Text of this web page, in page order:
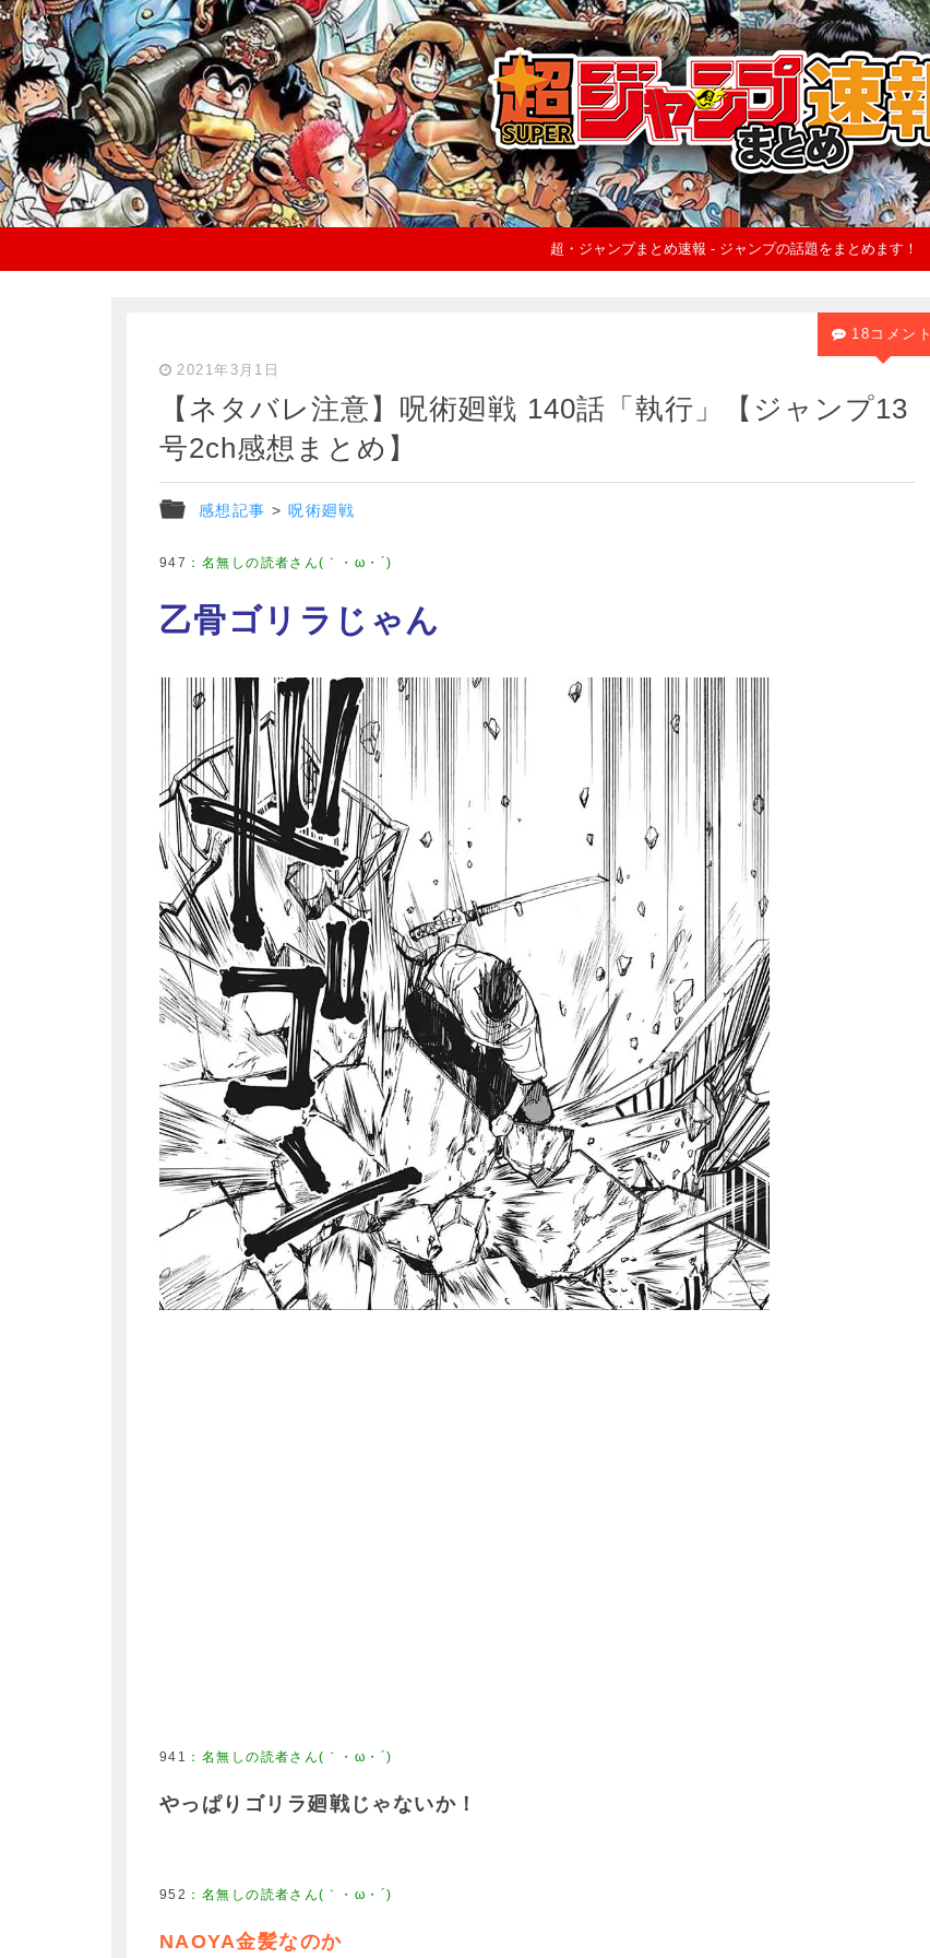
超・ジャンプまとめ速報 - ジャンプの話題をまとめます！
2021年3月1日
【ネタバレ注意】呪術廻戦 140話「執行」【ジャンプ13
号2ch感想まとめ】
感想記事 >呪術廻戦
18コメント
947 ： 名無しの読者さん(｀・ω・´)
乙骨ゴリラじゃん
941 ： 名無しの読者さん(｀・ω・´)
やっぱりゴリラ廻戦じゃないか！
952 ： 名無しの読者さん(｀・ω・´)
NAOYA金髪なのか